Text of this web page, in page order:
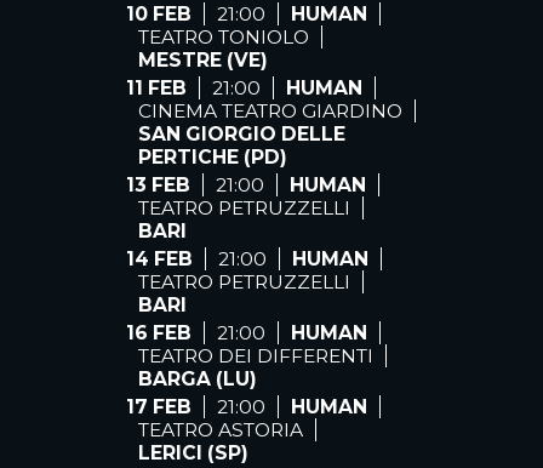
10 FEB
21:00
HUMAN
TEATRO TONIOLO
MESTRE (VE)
11 FEB
21:00
HUMAN
CINEMA TEATRO GIARDINO
SAN GIORGIO DELLE
PERTICHE (PD)
13 FEB
21:00
HUMAN
TEATRO PETRUZZELLI
BARI
14 FEB
21:00
HUMAN
TEATRO PETRUZZELLI
BARI
16 FEB
21:00
HUMAN
TEATRO DEI DIFFERENTI
BARGA (LU)
17 FEB
21:00
HUMAN
TEATRO ASTORIA
LERICI (SP)